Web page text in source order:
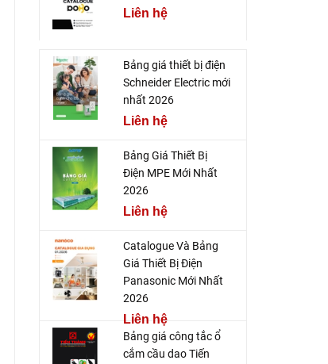
Liên hệ
Bảng giá thiết bị điện
Schneider Electric mới
nhất 2026
Liên hệ
Bảng Giá Thiết Bị
Điện MPE Mới Nhất
2026
Liên hệ
Catalogue Và Bảng
Giá Thiết Bị Điện
Panasonic Mới Nhất
2026
Liên hệ
Bảng giá công tắc ổ
cắm cầu dao Tiến